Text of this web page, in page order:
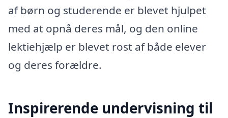
af børn og studerende er blevet hjulpet
med at opnå deres mål, og den online
lektiehjælp er blevet rost af både elever
og deres forældre.
Inspirerende undervisning til